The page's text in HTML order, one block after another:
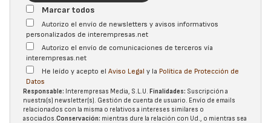
Marcar todos
Autorizo el envío de newsletters y avisos informativos
personalizados de interempresas.net
Autorizo el envío de comunicaciones de terceros vía
interempresas.net
He leído y acepto el Aviso Legal y la Política de Protección de
Datos
Responsable: Interempresas Media, S.L.U. Finalidades: Suscripción a
nuestra(s) newsletter(s). Gestión de cuenta de usuario. Envío de emails
relacionados con la misma o relativos a intereses similares o
asociados.Conservación: mientras dure la relación con Ud., o mientras sea